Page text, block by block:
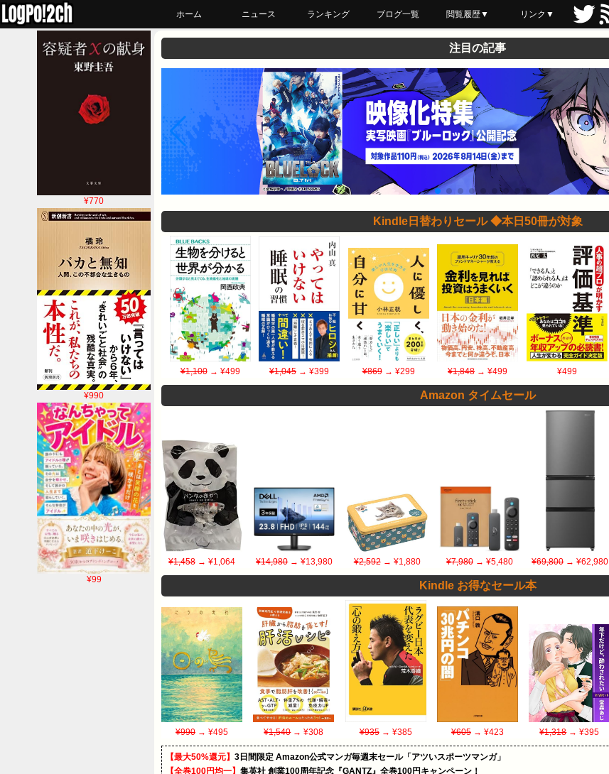
ホーム ニュース ランキング ブログ一覧 閲覧履歴▼
最近読んだ
あとで読む
ブックマーク
リンク▼
¥770
¥990
¥99
注目の記事
Kindle日替わりセール ◆本日50冊が対象
¥1,100→ ¥499 ¥1,045 → ¥399 ¥869→ ¥299 ¥1,848 → ¥499 ¥499
Amazon タイムセール
¥1,458 → ¥1,064 ¥14,980→ ¥13,980 ¥2,592→ ¥1,880 ¥7,980→ ¥5,480 ¥69,800→ ¥62,980
Kindle お得なセール本
¥990 → ¥495 ¥1,540→ ¥308 ¥935→ ¥385 ¥605→ ¥423 ¥1,318→ ¥395
【最大50%還元】 3日間限定 Amazon公式マンガ毎週末セール「アツいスポーツマンガ」
【全巻100円均一】 集英社 創業100周年記念『GANTZ』全巻100円キャンペーン！